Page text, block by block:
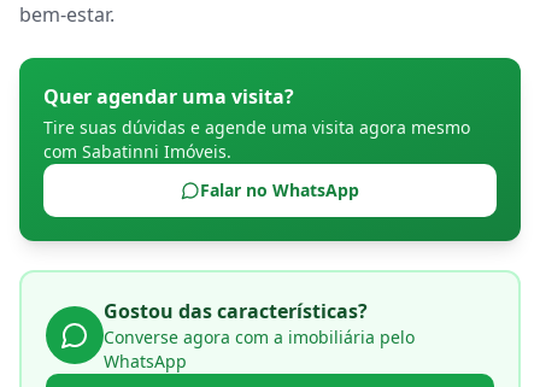
bem-estar.
Quer agendar uma visita?
Tire suas dúvidas e agende uma visita agora mesmo
com Sabatinni Imóveis.
Falar no WhatsApp
Gostou das características?
Converse agora com a imobiliária pelo
WhatsApp